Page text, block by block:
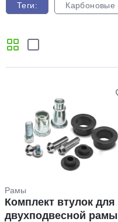
Теги: Карбоновые
Рамы
Комплект втулок для
двухподвесной рамы